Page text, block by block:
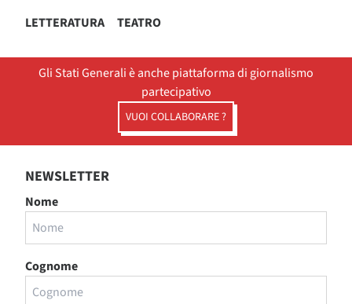
LETTERATURA TEATRO
Gli Stati Generali è anche piattaforma di giornalismo
partecipativo
VUOI COLLABORARE ?
NEWSLETTER
Nome
Cognome